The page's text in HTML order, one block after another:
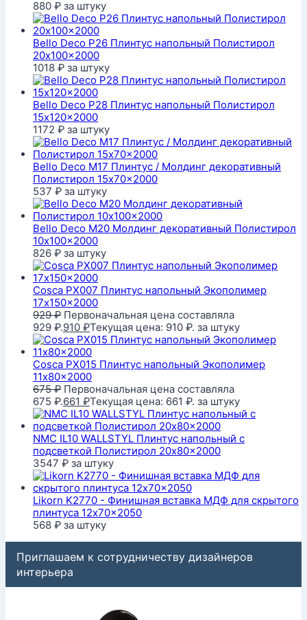
880 ₽ за штуку
Bello Deco P26 Плинтус напольный Полистирол
20x100x2000
1018 ₽ за штуку
Bello Deco P28 Плинтус напольный Полистирол
15x120x2000
1172 ₽ за штуку
Bello Deco M17 Плинтус / Молдинг декоративный
Полистирол 15x70x2000
537 ₽ за штуку
Bello Deco M20 Молдинг декоративный Полистирол
10x100x2000
826 ₽ за штуку
Cosca PX007 Плинтус напольный Экополимер
17x150x2000
929₽ Первоначальная цена составляла
929 ₽.910 ₽Текущая цена: 910 ₽. за штуку
Cosca PX015 Плинтус напольный Экополимер
11x80x2000
675₽ Первоначальная цена составляла
675 ₽.661 ₽Текущая цена: 661 ₽. за штуку
NMC IL10 WALLSTYL Плинтус напольный с
подсветкой Полистирол 20x80x2000
3547 ₽ за штуку
Likorn K2770 - Финишная вставка МДФ для скрытого
плинтуса 12x70x2050
568 ₽ за штуку
Приглашаем к сотрудничеству дизайнеров
интерьера